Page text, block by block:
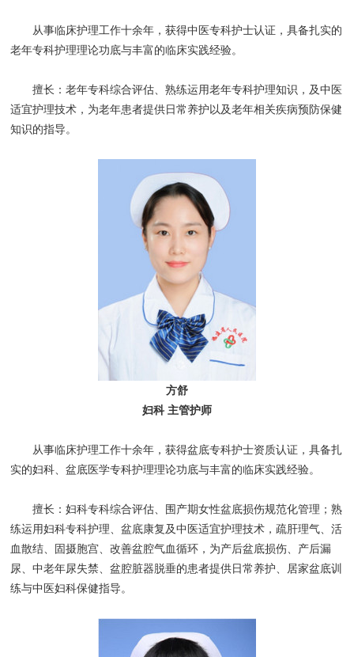
从事临床护理工作十余年，获得中医专科护士认证，具备扎实的
老年专科护理理论功底与丰富的临床实践经验。
擅长：老年专科综合评估、熟练运用老年专科护理知识，及中医
适宜护理技术，为老年患者提供日常养护以及老年相关疾病预防保健
知识的指导。
方舒
妇科 主管护师
从事临床护理工作十余年，获得盆底专科护士资质认证，具备扎
实的妇科、盆底医学专科护理理论功底与丰富的临床实践经验。
擅长：妇科专科综合评估、围产期女性盆底损伤规范化管理；熟
练运用妇科专科护理、盆底康复及中医适宜护理技术，疏肝理气、活
血散结、固摄胞宫、改善盆腔气血循环，为产后盆底损伤、产后漏
尿、中老年尿失禁、盆腔脏器脱垂的患者提供日常养护、居家盆底训
练与中医妇科保健指导。